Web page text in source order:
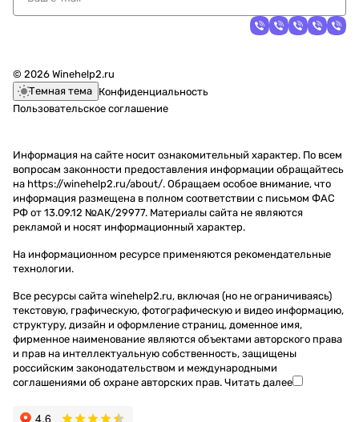
© 2026 Winehelp2.ru
Темная тема Конфиденциальность
Пользовательское соглашение
Информация на сайте носит ознакомительный характер. По всем
вопросам законности предоставления информации обращайтесь
на https://winehelp2.ru/about/. Обращаем особое внимание, что
информация размещена в полном соответствии с письмом ФАС
РФ от 13.09.12 №АК/29977. Материалы сайта не являются
рекламой и носят информационный характер.
На информационном ресурсе применяются рекомендательные
технологии.
Все ресурсы сайта winehelp2.ru, включая (но не ограничиваясь)
текстовую, графическую, фотографическую и видео информацию,
структуру, дизайн и оформление страниц, доменное имя,
фирменное наименование являются объектами авторского права
и прав на интеллектуальную собственность, защищены
российским законодательством и международными
соглашениями об охране авторских прав. Читать далее